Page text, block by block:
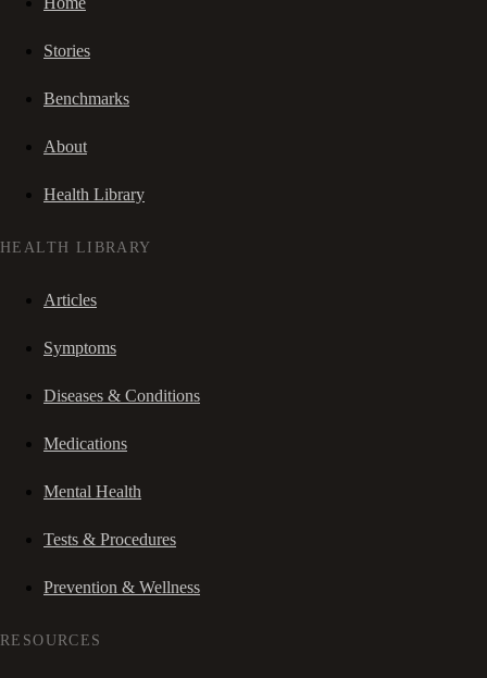
Stories
Benchmarks
About
Health Library
HEALTH LIBRARY
Articles
Symptoms
Diseases & Conditions
Medications
Mental Health
Tests & Procedures
Prevention & Wellness
RESOURCES